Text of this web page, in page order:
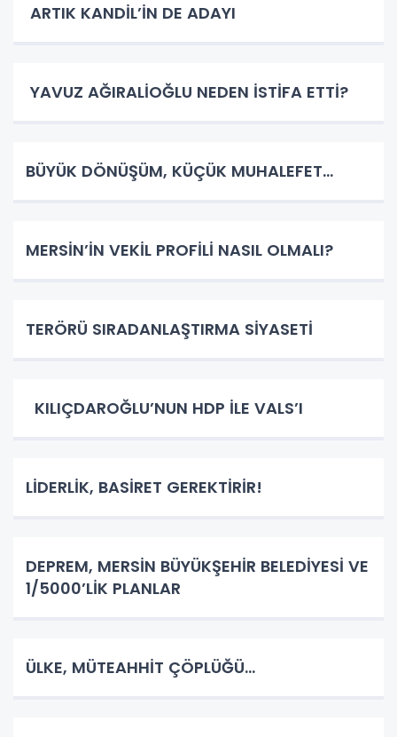
ARTIK KANDİL’İN DE ADAYI
YAVUZ AĞIRALİOĞLU NEDEN İSTİFA ETTİ?
BÜYÜK DÖNÜŞÜM, KÜÇÜK MUHALEFET…
MERSİN’İN VEKİL PROFİLİ NASIL OLMALI?
TERÖRÜ SIRADANLAŞTIRMA SİYASETİ
KILIÇDAROĞLU’NUN HDP İLE VALS’I
LİDERLİK, BASİRET GEREKTİRİR!
DEPREM, MERSİN BÜYÜKŞEHİR BELEDİYESİ VE
1/5000’LİK PLANLAR
ÜLKE, MÜTEAHHİT ÇÖPLÜĞÜ…